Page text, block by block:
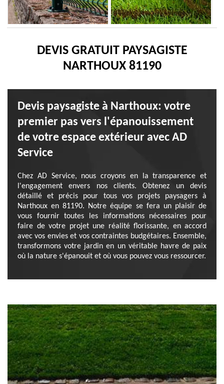
DEVIS GRATUIT PAYSAGISTE
NARTHOUX 81190
Devis paysagiste à Narthoux: votre
premier pas vers l'épanouissement
de votre espace extérieur avec AD
Service
Chez AD Service, nous croyons en la transparence et
l'engagement envers nos clients. Obtenez un devis
détaillé et précis pour tous vos projets paysagers à
Narthoux en 81190. Notre équipe se fera un plaisir de
vous fournir toutes les informations nécessaires pour
faire de votre projet une réalité florissante, en accord
avec vos envies et vos contraintes budgétaires. Ensemble,
transformons votre jardin en un véritable havre de paix
où la nature s'épanouit et où vous pouvez vous ressourcer.